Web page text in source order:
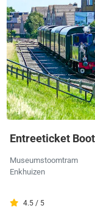
Entreeticket
Museumstoomtram
Enkhuizen
4.5 / 5